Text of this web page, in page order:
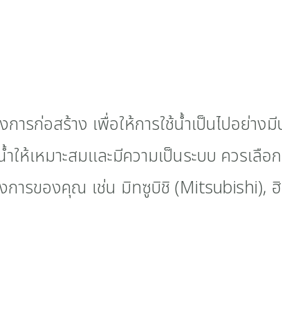
ารก่อสร้าง เพื่อให้การใช้น้ำเป็นไปอย่า
ห้เหมาะสมและมีความเป็นระบบ ควรเลือ
การของคุณ เช่น มิทซูบิชิ (Mitsubishi),